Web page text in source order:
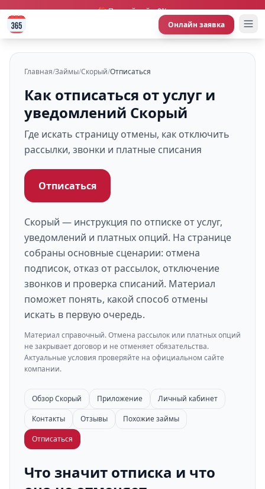
🎁 Первый займ 0%
Онлайн заявка
Главная/Займы/Скорый/Отписаться
Как отписаться от услуг и
уведомлений Скорый
Где искать страницу отмены, как отключить
рассылки, звонки и платные списания
Отписаться
Скорый — инструкция по отписке от услуг,
уведомлений и платных опций. На странице
собраны основные сценарии: отмена
подписок, отказ от рассылок, отключение
звонков и проверка списаний. Материал
поможет понять, какой способ отмены
искать в первую очередь.
Материал справочный. Отмена рассылок или платных опций
не закрывает договор и не отменяет обязательства.
Актуальные условия проверяйте на официальном сайте
компании.
Обзор Скорый Приложение
Личный кабинет
Контакты
Отзывы
Похожие займы
Отписаться
Что значит отписка и что